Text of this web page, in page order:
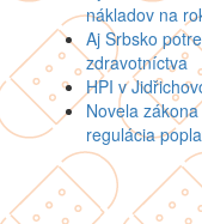
nákladov na
Aj Srbsko
zdravotníctva
HPI v
Novela
regulácia